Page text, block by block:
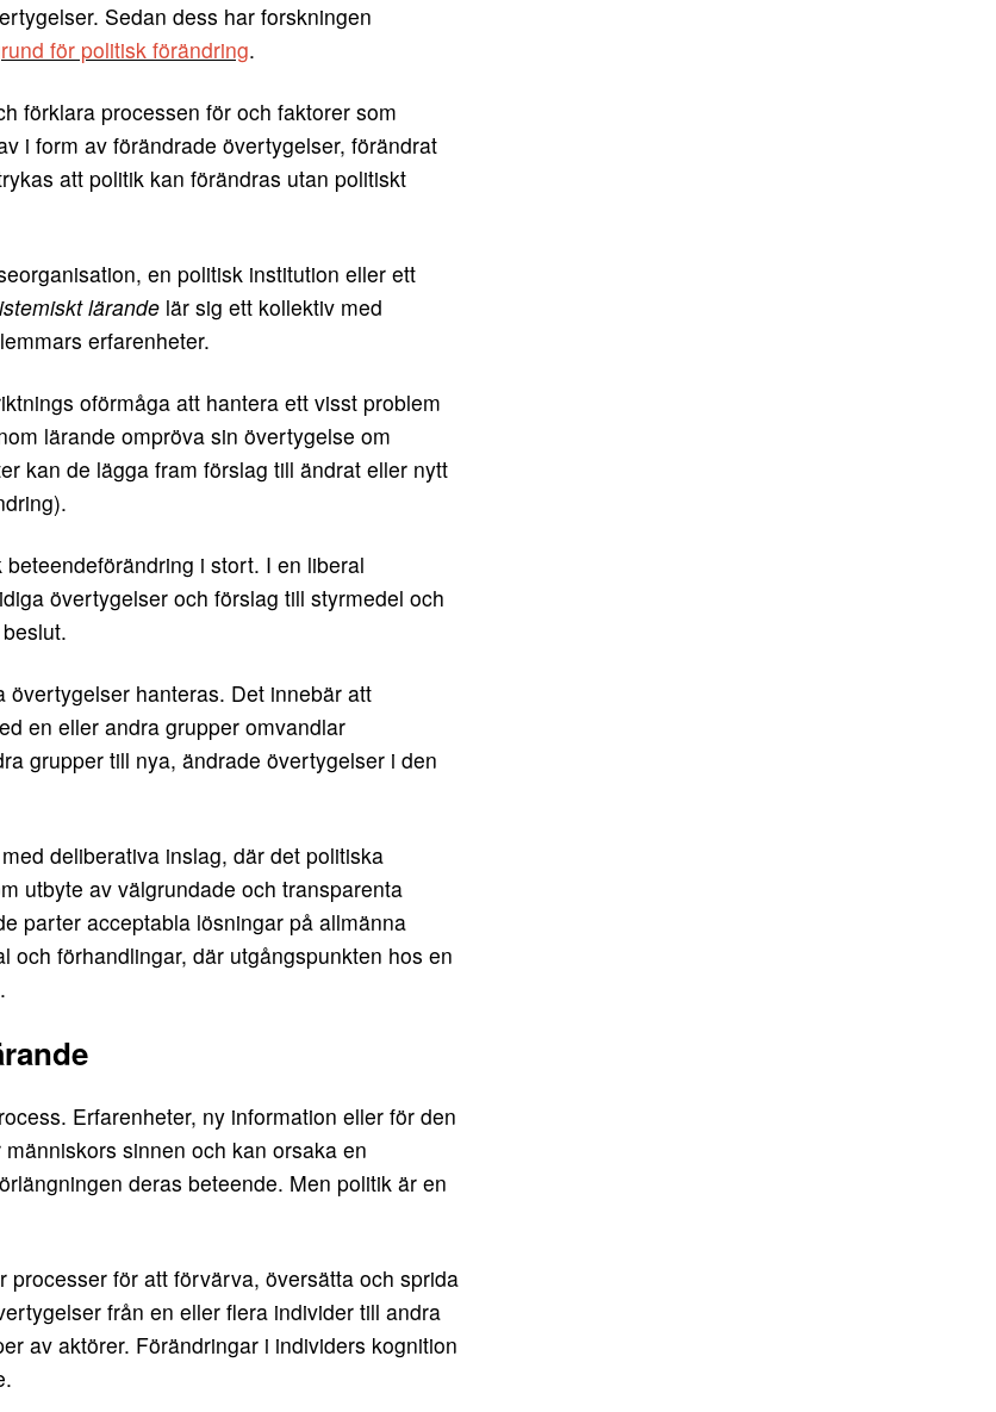
Sedan dess har forskningen
för politisk förändring.
förklara processen för och faktorer som
i form av förändrade övertygelser, förändrat
att politik kan förändras utan politiskt
en politisk institution eller ett
lärande lär sig ett kollektiv med
erfarenheter.
oförmåga att hantera ett visst problem
lärande ompröva sin övertygelse om
kan de lägga fram förslag till ändrat eller nytt
i stort. I en liberal
övertygelser och förslag till styrmedel och
övertygelser hanteras. Det innebär att
en eller andra grupper omvandlar
grupper till nya, ändrade övertygelser i den
deliberativa inslag, där det politiska
utbyte av välgrundade och transparenta
parter acceptabla lösningar på allmänna
och förhandlingar, där utgångspunkten hos en
Erfarenheter, ny information eller för den
sinnen och kan orsaka en
deras beteende. Men politik är en
för att förvärva, översätta och sprida
från en eller flera individer till andra
av aktörer. Förändringar i individers kognition